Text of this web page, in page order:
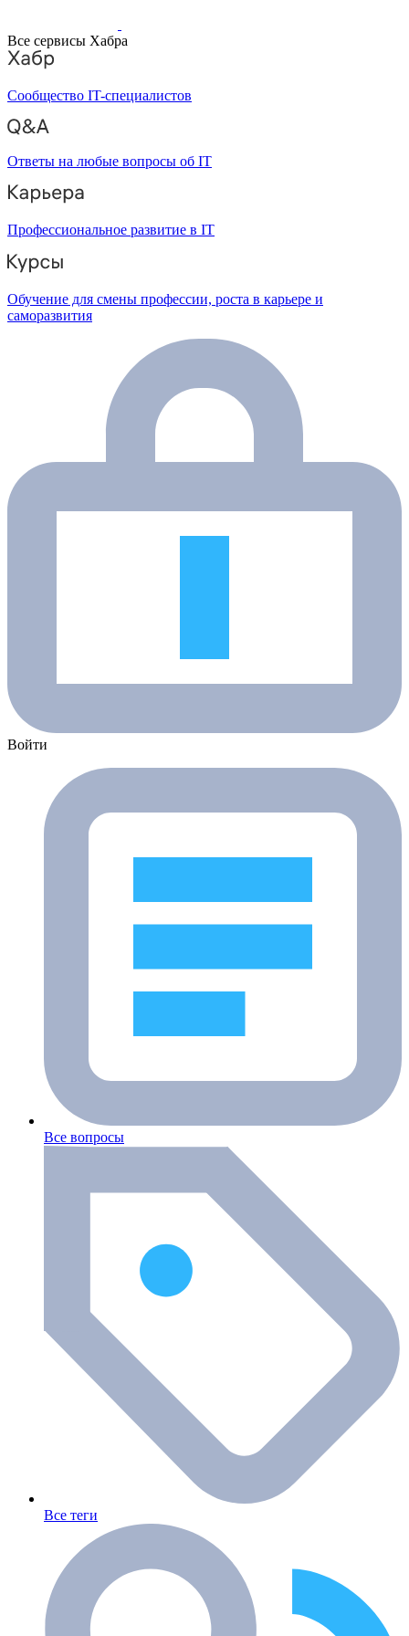
Все сервисы Хабра
Сообщество IT-специалистов
Ответы на любые вопросы об IT
Профессиональное развитие в IT
Обучение для смены профессии, роста в карьере и
саморазвития
Войти
Все вопросы
Все теги